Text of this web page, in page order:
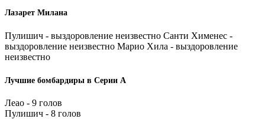
Лазарет Милана
Пулишич - выздоровление неизвестно Санти Хименес -
выздоровление неизвестно Марио Хила - выздоровление
неизвестно
Лучшие бомбардиры в Серии А
Леао - 9 голов
Пулишич - 8 голов